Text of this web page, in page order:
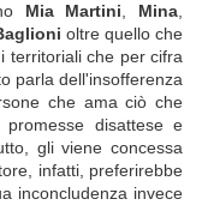
Mia Martini Mina
oltre quello che
territoriali che per cifra
parla dell'insofferenza
che ama ciò che
disattese e
gli viene concessa
infatti, preferirebbe
inconcludenza invece